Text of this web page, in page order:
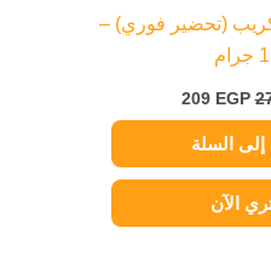
(تحضير فوري) –
209 EGP
إلى السلة
الآن